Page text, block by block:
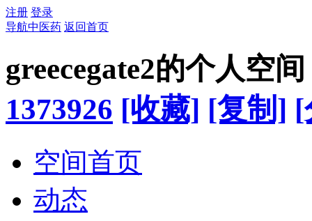
注册 登录
导航中医药 返回首页
greecegate2的个人空间
1373926 [收藏] [复制] [
空间首页
动态